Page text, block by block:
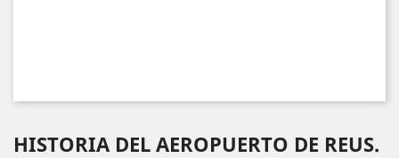
HISTORIA DEL AEROPUERTO DE REUS.